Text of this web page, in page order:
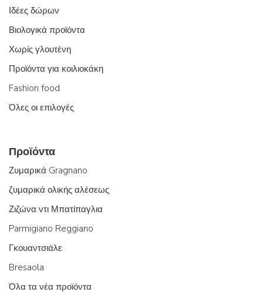
Ιδέες δώρων
Βιολογικά προϊόντα
Χωρίς γλουτένη
Προϊόντα για κοιλιοκάκη
Fashion food
Όλες οι επιλογές
Προϊόντα
Ζυμαρικά Gragnano
ζυμαρικά ολικής αλέσεως
Ζιζώνα ντι Μπατίπαγλια
Parmigiano Reggiano
Γκουαντσιάλε
Bresaola
Όλα τα νέα προϊόντα